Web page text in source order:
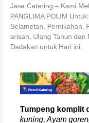
Jasa Catering – Kami
PANGLIMA POLIM
Selametan, Pernikahan,
arisan, Ulang Tahun dan
Dadakan untuk Hari ini.
Tumpeng komplit
kuning, Ayam